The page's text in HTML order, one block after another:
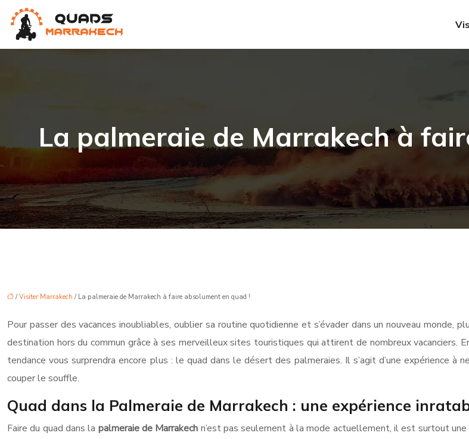
La palmeraie de Marrakech à
/Visiter Marrakech / La palmeraie de Marrakech à faire absolument en quad !
Pour passer des vacances inoubliables, oublier sa routine quotidienne et s’évader dans un nouveau monde,
destination hors du commun grâce à ses merveilleux sites touristiques qui attirent de nombreux
tendance vous surprendra encore plus : le quad dans le désert des palmeraies. Il s’agit d’une expérience
couper le souffle.
Quad dans la Palmeraie de Marrakech : une expérience
Faire du quad dans la palmeraie de Marrakech n’est pas seulement à la mode actuellement, il est surtout